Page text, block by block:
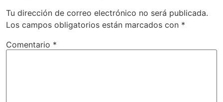
Tu dirección de correo electrónico no será publicada.
Los campos obligatorios están marcados con *
Comentario *